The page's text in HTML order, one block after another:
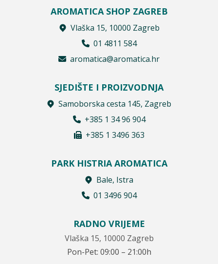
AROMATICA SHOP ZAGREB
Vlaška 15, 10000 Zagreb
01 4811 584
aromatica@aromatica.hr
SJEDIŠTE I PROIZVODNJA
Samoborska cesta 145, Zagreb
+385 1 34 96 904
+385 1 3496 363
PARK HISTRIA AROMATICA
Bale, Istra
01 3496 904
RADNO VRIJEME
Vlaška 15, 10000 Zagreb
Pon-Pet: 09:00 – 21:00h